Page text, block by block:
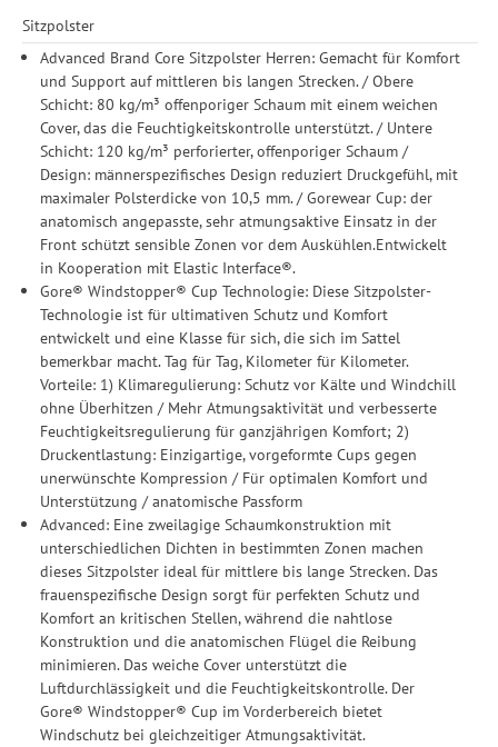
Informationen zu den einzelnen Funktionen, den Drittanbietern
und der Speicherdauer finden Sie unter Einstellungen. Diese
Einwilligung ist freiwillig, für die Nutzung unserer Website nicht
erforderlich und gilt, bis sie widerrufen wird. Sie können Ihre
Einwilligung unter Einstellungen lediglich für bestimmte
Drittanbieter erteilen und jederzeit für die Zukunft widerrufen.
Sitzpolster
Advanced Brand Core Sitzpolster Herren: Gemacht für Komfort
und Support auf mittleren bis langen Strecken. / Obere
Schicht: 80 kg/m³ offenporiger Schaum mit einem weichen
Cover, das die Feuchtigkeitskontrolle unterstützt. / Untere
Schicht: 120 kg/m³ perforierter, offenporiger Schaum /
Design: männerspezifisches Design reduziert Druckgefühl, mit
maximaler Polsterdicke von 10,5 mm. / Gorewear Cup: der
anatomisch angepasste, sehr atmungsaktive Einsatz in der
Front schützt sensible Zonen vor dem Auskühlen.Entwickelt
in Kooperation mit Elastic Interface®.
Gore® Windstopper® Cup Technologie: Diese Sitzpolster-
Technologie ist für ultimativen Schutz und Komfort
entwickelt und eine Klasse für sich, die sich im Sattel
bemerkbar macht. Tag für Tag, Kilometer für Kilometer.
Vorteile: 1) Klimaregulierung: Schutz vor Kälte und Windchill
ohne Überhitzen / Mehr Atmungsaktivität und verbesserte
Feuchtigkeitsregulierung für ganzjährigen Komfort; 2)
Druckentlastung: Einzigartige, vorgeformte Cups gegen
unerwünschte Kompression / Für optimalen Komfort und
Unterstützung / anatomische Passform
Advanced: Eine zweilagige Schaumkonstruktion mit
unterschiedlichen Dichten in bestimmten Zonen machen
dieses Sitzpolster ideal für mittlere bis lange Strecken. Das
frauenspezifische Design sorgt für perfekten Schutz und
Komfort an kritischen Stellen, während die nahtlose
Konstruktion und die anatomischen Flügel die Reibung
minimieren. Das weiche Cover unterstützt die
Luftdurchlässigkeit und die Feuchtigkeitskontrolle. Der
Gore® Windstopper® Cup im Vorderbereich bietet
Windschutz bei gleichzeitiger Atmungsaktivität.